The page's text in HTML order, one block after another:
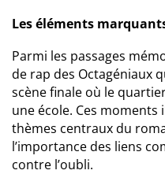
Les éléments
Parmi les passages
de rap des Octagéniaux
scène finale où le
une école. Ces
thèmes centraux du
l’importance des liens
contre l’oubli.